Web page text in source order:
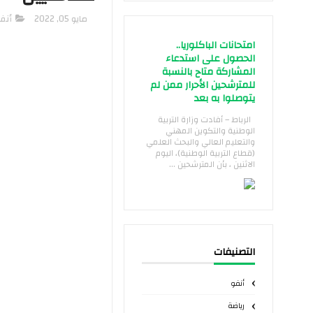
امتحانات الباكلوريا..
الحصول على استدعاء
المشاركة متاح بالنسبة
للمترشحين الأحرار ممن لم
يتوصلوا به بعد
الرباط – أفادت وزارة التربية
الوطنية والتكوين المهني
والتعليم العالي والبحث العلمي
(قطاع التربية الوطنية)، اليوم
الاثنين ، بأن المترشحين ...
التصنيفات
أنفو
رياضة
مايو 05, 2022